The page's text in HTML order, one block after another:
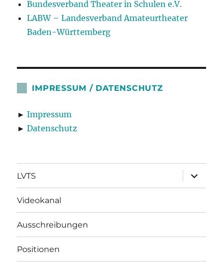
Bundesverband Theater in Schulen e.V.
LABW – Landesverband Amateurtheater
Baden-Württemberg
IMPRESSUM / DATENSCHUTZ
►Impressum
►Datenschutz
LVTS
öffnen
Videokanal
Ausschreibungen
Positionen